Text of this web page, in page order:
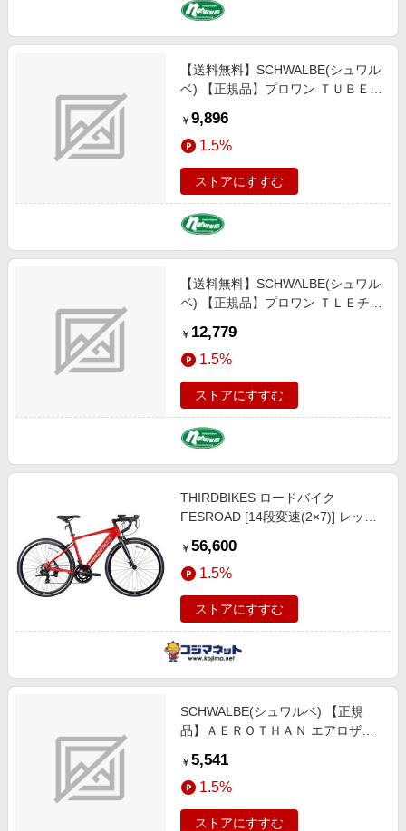
【送料無料】SCHWALBE(シュワル
ベ) 【正規品】プロワン ＴＵＢＥ
自転車 ７００×２３Ｃ ブラック
（ＥＴＲＴＯ：２３-６２２） SW-
11654013
￥ 9,896
1.5%
ストアにすすむ
【送料無料】SCHWALBE(シュワル
ベ) 【正規品】プロワン ＴＬＥチュ
イヤ サイクル／自転車 ７００×３
４Ｃ ブラック（ＥＴＲＴＯ：３４-
６２２） SW-11654292
￥ 12,779
1.5%
ストアにすすむ
THIRDBIKES ロードバイク
FESROAD [14段変速(2×7)] レッド
￥ 56,600
1.5%
ストアにすすむ
SCHWALBE(シュワルベ) 【正規
品】ＡＥＲＯＴＨＡＮ エアロザン
７００Ｃ ２３／２８-６２２ SW-
10400413
￥ 5,541
1.5%
ストアにすすむ